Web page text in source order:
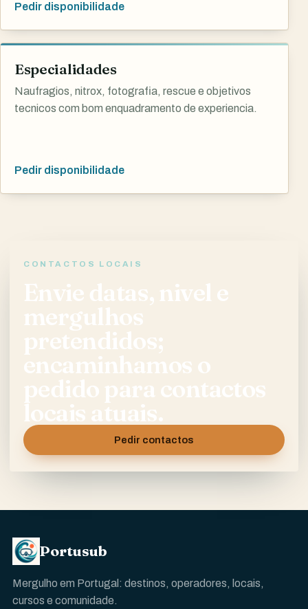
Pedir disponibilidade
Especialidades
Naufragios, nitrox, fotografia, rescue e objetivos
tecnicos com bom enquadramento de experiencia.
Pedir disponibilidade
CONTACTOS LOCAIS
Envie datas, nivel e
mergulhos
pretendidos;
encaminhamos o
pedido para contactos
locais atuais.
Pedir contactos
Portusub
Mergulho em Portugal: destinos, operadores, locais,
cursos e comunidade.